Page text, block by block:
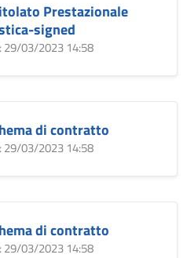
Prestazionale
signed
29/03/2023 14:58
di contratto
29/03/2023 14:58
di contratto
29/03/2023 14:58